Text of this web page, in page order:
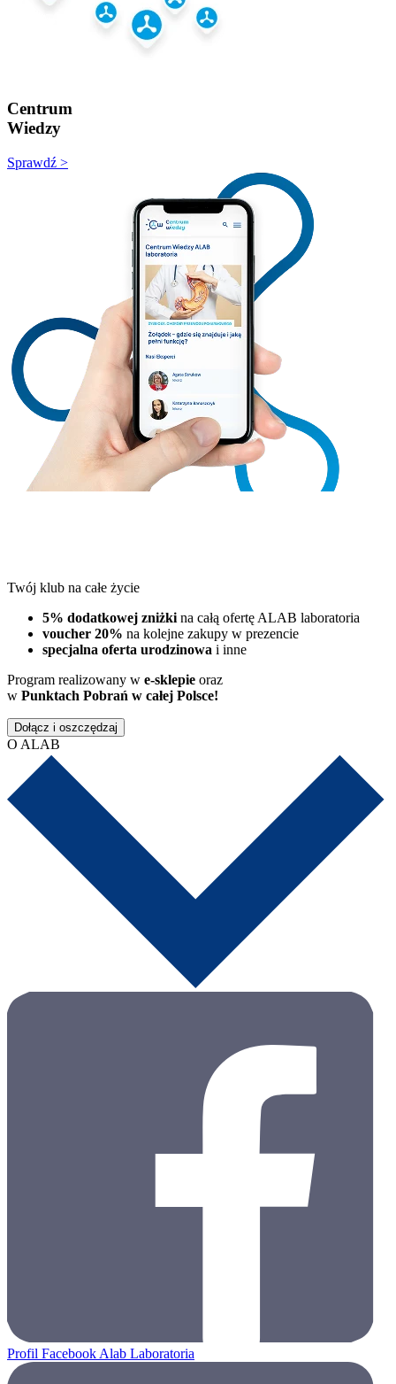
Centrum
Wiedzy
Sprawdź >
Twój klub na całe życie
5% dodatkowej zniżki na całą ofertę ALAB laboratoria
voucher 20% na kolejne zakupy w prezencie
specjalna oferta urodzinowa i inne
Program realizowany w e-sklepie oraz
w Punktach Pobrań w całej Polsce!
Dołącz i oszczędzaj
O ALAB
Profil Facebook Alab Laboratoria